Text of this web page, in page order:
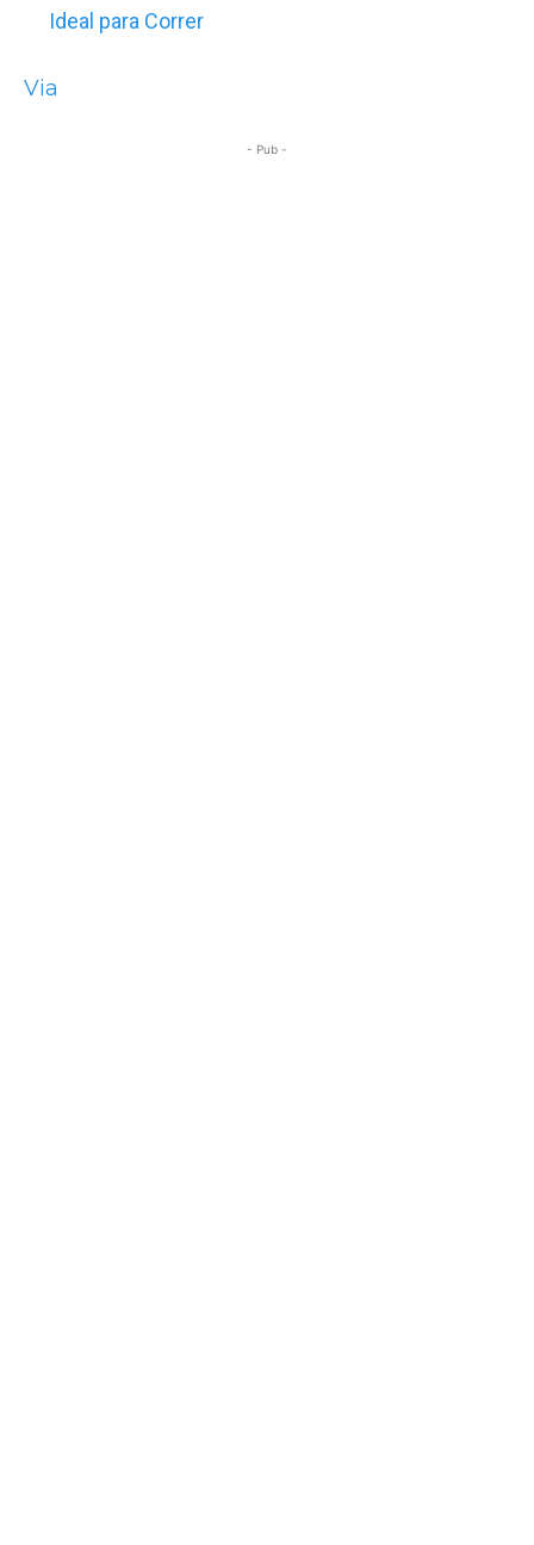
Ideal para Correr
Via
- Pub -